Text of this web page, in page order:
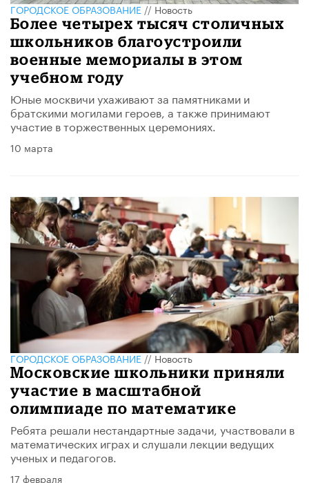
ГОРОДСКОЕ ОБРАЗОВАНИЕ//Новость
Более четырех тысяч столичных
школьников благоустроили
военные мемориалы в этом
учебном году
Юные москвичи ухаживают за памятниками и
братскими могилами героев, а также принимают
участие в торжественных церемониях.
10 марта
ГОРОДСКОЕ ОБРАЗОВАНИЕ//Новость
Московские школьники приняли
участие в масштабной
олимпиаде по математике
Ребята решали нестандартные задачи, участвовали в
математических играх и слушали лекции ведущих
ученых и педагогов.
17 февраля